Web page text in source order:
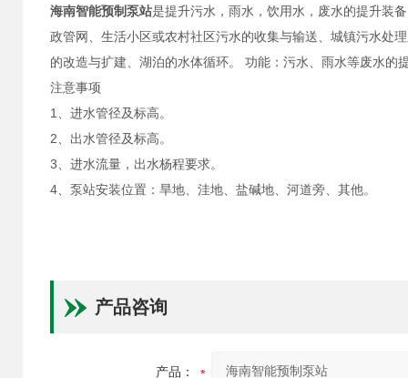
海南智能预制泵站是提升污水，雨水，饮用水，废水的提升装
政管网、生活小区或农村社区污水的收集与输送、城镇污水处
的改造与扩建、湖泊的水体循环。 功能：污水、雨水等废水的
注意事项
1、进水管径及标高。
2、出水管径及标高。
3、进水流量，出水杨程要求。
4、泵站安装位置：旱地、洼地、盐碱地、河道旁、其他。
产品咨询
产品：